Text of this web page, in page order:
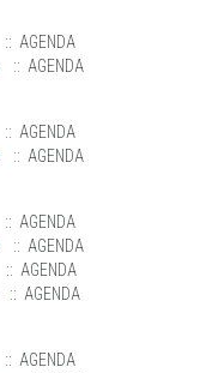
:: AGENDA
:: AGENDA
:: AGENDA
:: AGENDA
:: AGENDA
:: AGENDA
:: AGENDA
:: AGENDA
:: AGENDA